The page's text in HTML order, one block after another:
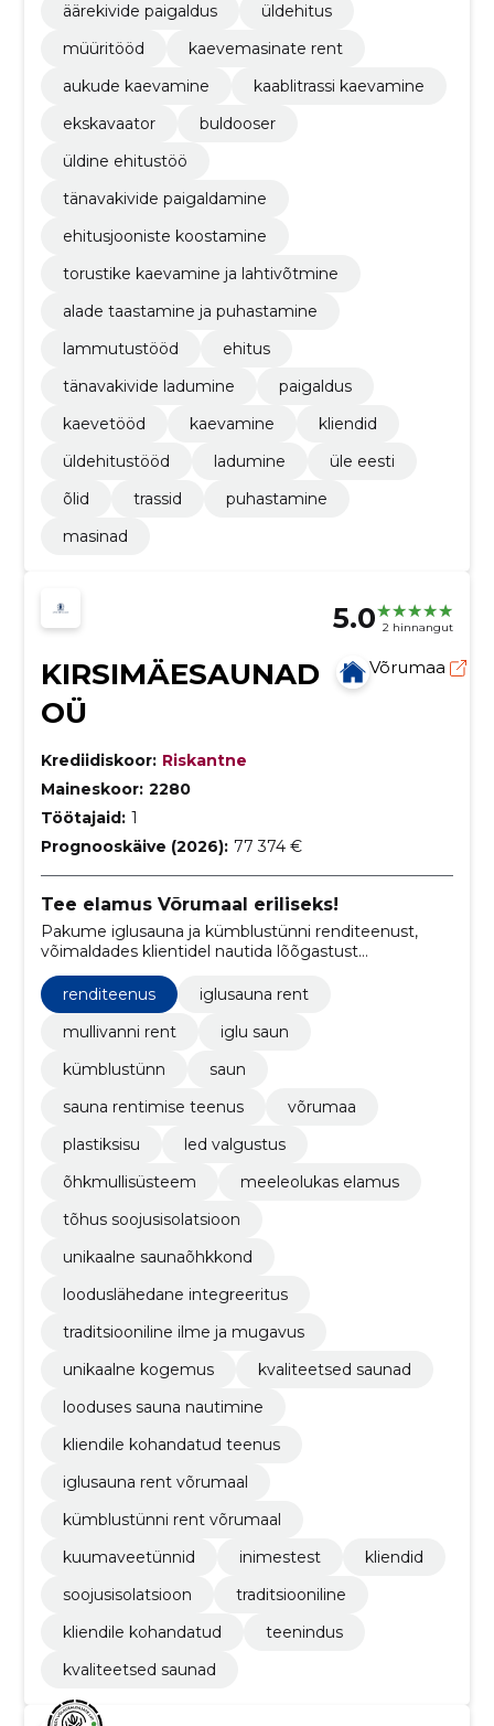
äärekivide paigaldus
üldehitus
müüritööd
kaevemasinate rent
aukude kaevamine
kaablitrassi kaevamine
ekskavaator
buldooser
üldine ehitustöö
tänavakivide paigaldamine
ehitusjooniste koostamine
torustike kaevamine ja lahtivõtmine
alade taastamine ja puhastamine
lammutustööd
ehitus
tänavakivide ladumine
paigaldus
kaevetööd
kaevamine
kliendid
üldehitustööd
ladumine
üle eesti
õlid
trassid
puhastamine
masinad
5.0 2 hinnangut
KIRSIMÄESAUNAD
OÜ
Võrumaa
Krediidiskoor: Riskantne
Maineskoor: 2280
Töötajaid: 1
Prognooskäive (2026): 77 374 €
Tee elamus Võrumaal eriliseks!
Pakume iglusauna ja kümblustünni renditeenust,
võimaldades klientidel nautida lõõgastust
looduskaunis keskkonnas Võrumaal.
renditeenus
iglusauna rent
mullivanni rent
iglu saun
kümblustünn
saun
sauna rentimise teenus
võrumaa
plastiksisu
led valgustus
õhkmullisüsteem
meeleolukas elamus
tõhus soojusisolatsioon
unikaalne saunaõhkkond
looduslähedane integreeritus
traditsiooniline ilme ja mugavus
unikaalne kogemus
kvaliteetsed saunad
looduses sauna nautimine
kliendile kohandatud teenus
iglusauna rent võrumaal
kümblustünni rent võrumaal
kuumaveetünnid
inimestest
kliendid
soojusisolatsioon
traditsiooniline
kliendile kohandatud
teenindus
kvaliteetsed saunad